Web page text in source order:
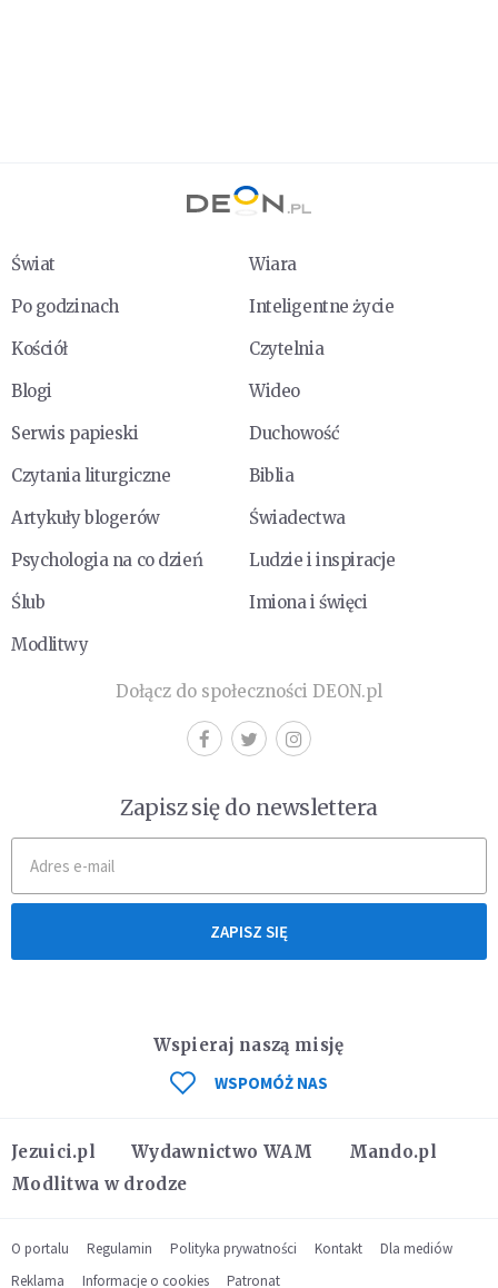
Świat
Wiara
Po godzinach
Inteligentne życie
Kościół
Czytelnia
Blogi
Wideo
Serwis papieski
Duchowość
Czytania liturgiczne
Biblia
Artykuły blogerów
Świadectwa
Psychologia na co dzień
Ludzie i inspiracje
Ślub
Imiona i święci
Modlitwy
Dołącz do społeczności DEON.pl
Zapisz się do newslettera
ZAPISZ SIĘ
Jezuici.pl Wydawnictwo WAM
Mando.pl
Modlitwa w drodze
Wspieraj naszą misję
WSPOMÓŻ NAS
O portalu Regulamin Polityka prywatności Kontakt
Dla mediów
Reklama
Informacje o cookies Patronat